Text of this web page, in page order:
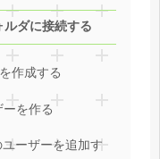
ダに接続する
作成する
を作る
ーザーを追加す